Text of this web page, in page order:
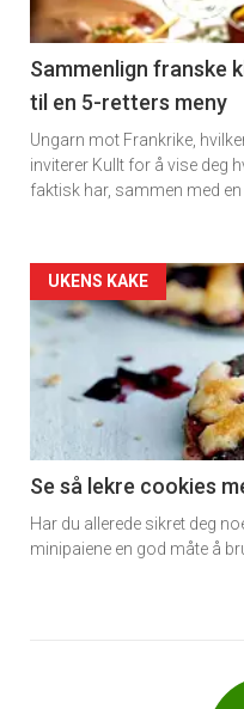
-
5
Sammenlign franske
til en 5-retters meny
Ungarn mot Frankrike,
inviterer Kullt for å vise deg
faktisk har, sammen med
Forsiden
akkurat
nå
6
UKENS KAKE
Se så lekre cookies
Har du allerede sikret deg
minipaiene en god måte å